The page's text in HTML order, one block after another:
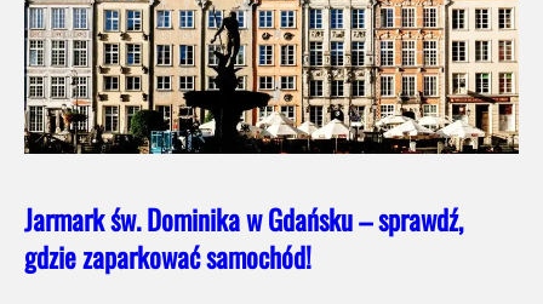
Jarmark św. Dominika w Gdańsku – sprawdź,
gdzie zaparkować samochód!